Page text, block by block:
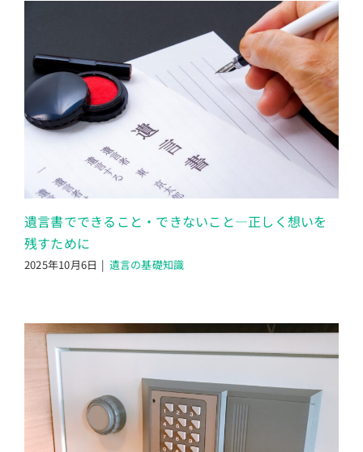
遺言書でできること・できないこと―正しく想いを
残すために
2025年10月6日 | 遺言の基礎知識